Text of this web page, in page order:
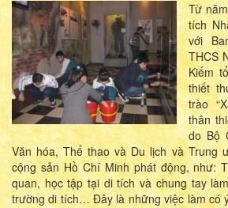
Từ
tích
với
THCS
Kiếm
thiết
trào
thân
do Bộ
Văn hóa, Thể thao và Du lịch và Trung
cộng sản Hồ Chí Minh phát động, như:
quan, học tập tại di tích và chung tay
trường di tích… Đây là những việc làm có